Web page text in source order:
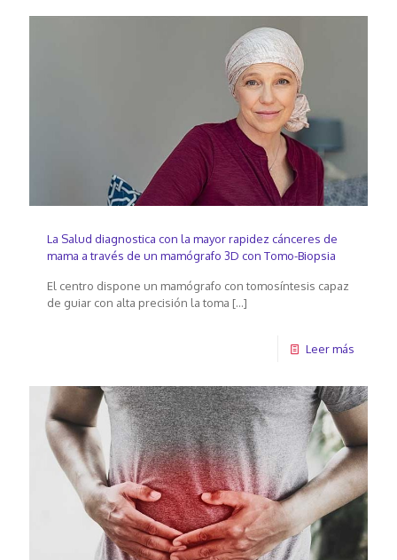
La Salud diagnostica con la mayor rapidez cánceres de
mama a través de un mamógrafo 3D con Tomo-Biopsia
El centro dispone un mamógrafo con tomosíntesis capaz
de guiar con alta precisión la toma […]
Leer más